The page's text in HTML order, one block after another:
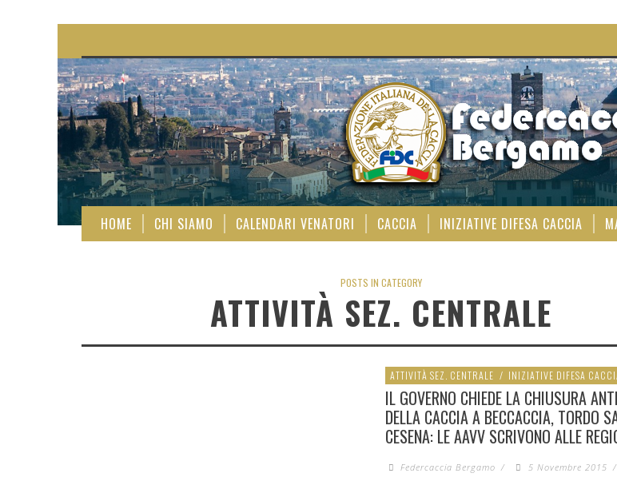
HOME CHI SIAMO CALENDARI VENATORI CACCIA INIZIATIVE DIFESA CACCIA
POSTS IN CATEGORY
ATTIVITÀ SEZ. CENTRALE
ATTIVITÀ SEZ. CENTRALE / INIZIATIVE DIFESA
IL GOVERNO CHIEDE LA CHIUSURA
DELLA CACCIA A BECCACCIA, TORDO
CESENA: LE AAVV SCRIVONO ALLE
Federcaccia Bergamo / 5 Novembre 2015 /